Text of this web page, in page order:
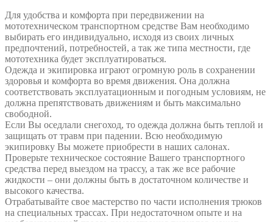
Для удобства и комфорта при передвижении на
мототехническом транспортном средстве Вам необходимо
выбирать его индивидуально, исходя из своих личных
предпочтений, потребностей, а так же типа местности, где
мототехника будет эксплуатироваться.
Одежда и экипировка играют огромную роль в сохранении
здоровья и комфорта во время движения. Она должна
соответствовать эксплуатационным и погодным условиям, не
должна препятствовать движениям и быть максимально
свободной.
Если Вы оседлали снегоход, то одежда должна быть теплой и
защищать от травм при падении. Всю необходимую
экипировку Вы можете приобрести в наших салонах.
Проверьте техническое состояние Вашего транспортного
средства перед выездом на трассу, а так же все рабочие
жидкости – они должны быть в достаточном количестве и
высокого качества.
Отрабатывайте свое мастерство по части исполнения трюков
на специальных трассах. При недостаточном опыте и на